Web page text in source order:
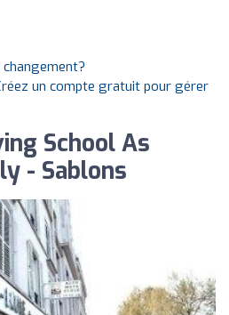
un compte gratuit pour gérer
School As
- Sablons